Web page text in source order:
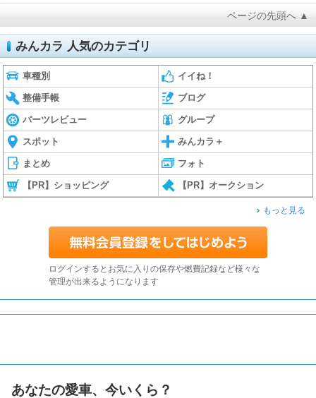
ページの先頭へ ▲
みんカラ 人気のカテゴリ
車種別 イイね！
整備手帳 ブログ
パーツレビュー グループ
スポット みんカラ＋
まとめ フォト
【PR】ショッピング 【PR】オークション
もっと見る
ログインするとお気に入りの保存や燃費記録など様々な
管理が出来るようになります
あなたの愛車、今いくら？